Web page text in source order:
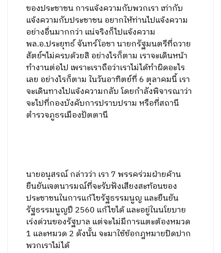
ของประชาชน การแจ้งความกับพวกเรา เท่ากับ
แจ้งความกับประชาชน อยากให้ท่านไปแจ้งความ
อย่างอื่นมากกว่า แน่จริงก็ไปแจ้งความ
พล.อ.ประยุทธ์ จันทร์โอชา นายกรัฐมนตรีที่ถวาย
สัตย์ฯไม่ครบด้วยสิ อย่างไรก็ตาม เราจะเดินหน้า
ทำงานต่อไป เพราะเราถือว่าเราไม่ได้ทำผิดอะไร
เลย อย่างไรก็ตาม ในวันอาทิตย์ที่ 6 ตุลาคมนี้ เรา
จะเดินทางไปแจ้งความกลับ โดยกำลังพิจารณาว่า
จะไปที่กองบังคับการปราบปราม หรือที่สถานี
ตำรวจภูธรเมืองปัตตานี
นายอนุสรณ์ กล่าวว่า เรา 7 พรรคร่วมฝ่ายค้าน
ยืนยันเจตนารมณ์ที่จะรับฟังเสียงสะท้อนของ
ประชาชนในการแก้ไขรัฐธรรมนูญ และยืนยัน
รัฐธรรมนูญปี 2560 แก้ไขได้ และอยู่ในนโยบาย
เร่งด่วนของรัฐบาล แต่จะไม่มีการแตะต้องหมวด
1 และหมวด 2 ดังนั้น จะมาใช้ข้อกฎหมายปิดปาก
พวกเราไม่ได้